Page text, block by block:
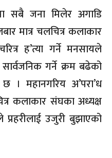
सबै जना मिलेर अगाडि
मात्र चलचित्र कलाकार
ह’त्या गर्ने मनसायले
सार्वजनिक गर्ने क्रम बढेको
। महानगरिय अ’परा’ध
कलाकार संघका अध्यक्ष
प्रहरीलाई उजुरी बुझाएको